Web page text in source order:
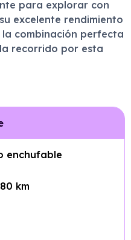
para explorar con
excelente rendimiento
combinación perfecta
recorrido por esta
enchufable
km